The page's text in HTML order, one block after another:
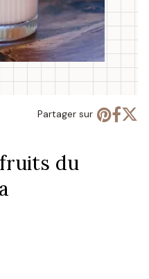
Partager sur
du